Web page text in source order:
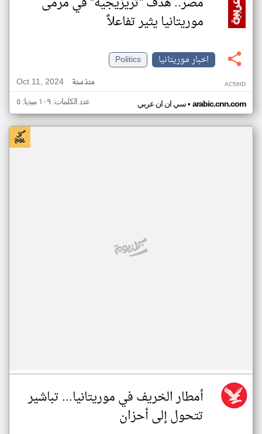
موريتانيا يثير تفاعلاً
اخبار موريتانيا
Politics
Oct 11, 2024
منذ سنة AC58ID
سي ان ان عربي• arabic.cnn.com عدد الكلمات: ١٠٩ ميديا: ٥
أمطار الخريف في موريتانيا... تباشير
تتحول إلى أحزان